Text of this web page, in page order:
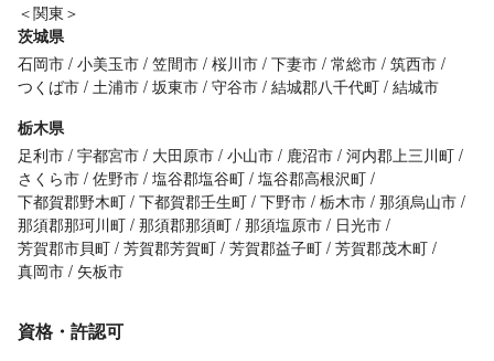
＜関東＞
茨城県
石岡市 小美玉市 笠間市 桜川市 下妻市 常総市 筑西市
つくば市 土浦市 坂東市 守谷市 結城郡八千代町 結城市
栃木県
足利市 宇都宮市 大田原市 小山市 鹿沼市 河内郡上三川町
さくら市 佐野市 塩谷郡塩谷町 塩谷郡高根沢町
下都賀郡野木町 下都賀郡壬生町 下野市 栃木市 那須烏山市
那須郡那珂川町 那須郡那須町 那須塩原市
日光市
芳賀郡市貝町 芳賀郡芳賀町 芳賀郡益子町 芳賀郡茂木町
真岡市
矢板市
資格・許認可